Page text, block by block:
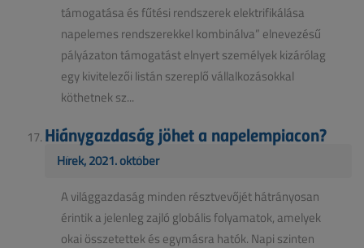
támogatása és fűtési rendszerek elektrifikálása
napelemes rendszerekkel kombinálva” elnevezésű
pályázaton támogatást elnyert személyek kizárólag
egy kivitelezői listán szereplő vállalkozásokkal
köthetnek sz...
Hiánygazdaság jöhet a napelempiacon?
Hírek, 2021. október
A világgazdaság minden résztvevőjét hátrányosan
érintik a jelenleg zajló globális folyamatok, amelyek
okai összetettek és egymásra hatók. Napi szinten